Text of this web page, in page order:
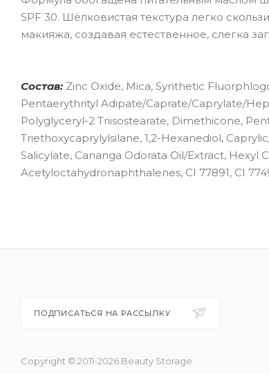
SPF 30. Шёлковистая текстура легко
макияжа, создавая естественное, слегка
Состав: Zinc Oxide, Mica, Synthetic
Pentaerythrityl Adipate/Caprate/Caprylate/
Polyglyceryl-2 Triisostearate, Dimethicone,
Triethoxycaprylylsilane, 1,2-Hexanediol,
Salicylate, Cananga Odorata Oil/Extract,
Acetyloctahydronaphthalenes, CI 77891, CI
ПОДПИСАТЬСЯ НА РАССЫЛКУ
Copyright © 2011-2026 Beauty Storage